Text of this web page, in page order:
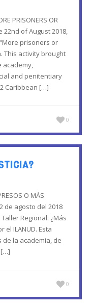
PRISONERS OR
22nd of August 2018,
prisoners or
This activity brought
academy,
and penitentiary
Caribbean […]
0
O MÁS
de agosto del 2018
Regional: ¿Más
ILANUD. Esta
la academia, de
[…]
0